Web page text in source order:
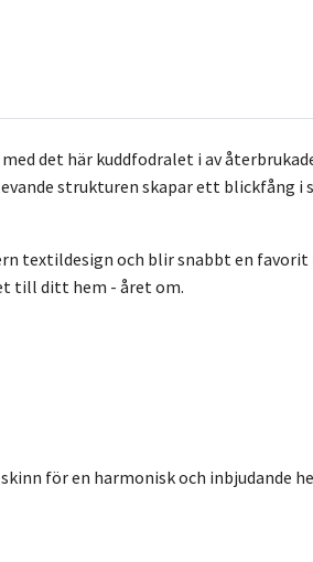
det här kuddfodralet i av
strukturen skapar ett blickfång i
textildesign och blir snabbt en
till ditt hem - året om.
för en harmonisk och inbjudande